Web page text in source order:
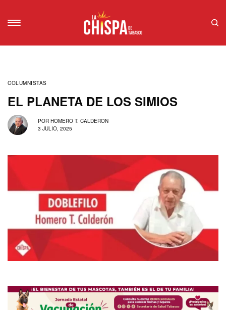
COLUMNISTAS
EL PLANETA DE LOS SIMIOS
POR HOMERO T. CALDERON
3 JULIO, 2025